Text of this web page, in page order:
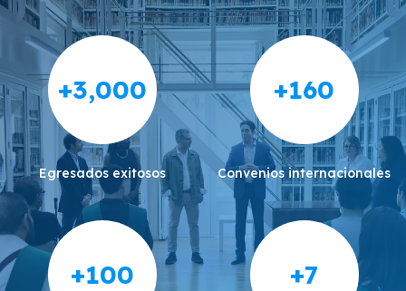
+3,000
Egresados exitosos
+160
Convenios internacionales
+100 +7